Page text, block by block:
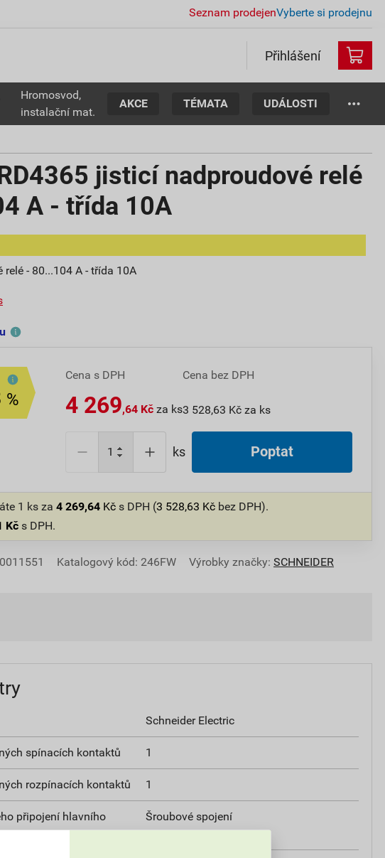
Seznam prodejenVyberte si prodejnu
Přihlášení
Hromosvod,
instalační mat.
AKCE TÉMATA UDÁLOSTI
jisticí nadproudové relé
A - třída 10A
- 80...104 A - třída 10A
%
Cena s DPH
4 269,64 Kč za ks
Cena bez DPH
3 528,63 Kč za ks
ks Poptat
1 ks za 4 269,64 Kč s DPH (3 528,63 Kč bez DPH).
Kč s DPH.
Katalogový kód: 246FW Výrobky značky: SCHNEIDER
Schneider Electric
spínacích kontaktů 1
rozpínacích kontaktů 1
připojení hlavního
Šroubové spojení